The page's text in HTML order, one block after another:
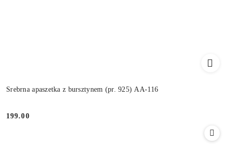
Srebrna apaszetka z bursztynem (pr. 925) AA-116
Cena:
199.00